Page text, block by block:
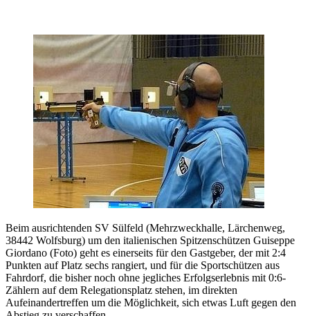
Beim ausrichtenden SV Sülfeld (Mehrzweckhalle, Lärchenweg,
38442 Wolfsburg) um den italienischen Spitzenschützen Guiseppe
Giordano (Foto) geht es einerseits für den Gastgeber, der mit 2:4
Punkten auf Platz sechs rangiert, und für die Sportschützen aus
Fahrdorf, die bisher noch ohne jegliches Erfolgserlebnis mit 0:6-
Zählern auf dem Relegationsplatz stehen, im direkten
Aufeinandertreffen um die Möglichkeit, sich etwas Luft gegen den